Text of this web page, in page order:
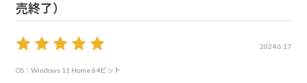
売終了）
2024.6.17
OS：Windows 11 Home 64ビット